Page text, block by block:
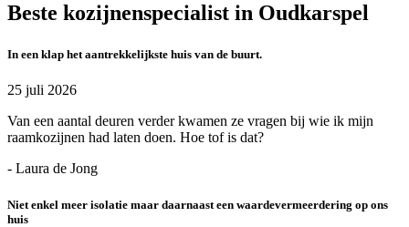
Beste kozijnenspecialist in Oudkarspel
In een klap het aantrekkelijkste huis van de buurt.
25 juli 2026
Van een aantal deuren verder kwamen ze vragen bij wie ik mijn
raamkozijnen had laten doen. Hoe tof is dat?
- Laura de Jong
Niet enkel meer isolatie maar daarnaast een waardevermeerdering op ons
huis